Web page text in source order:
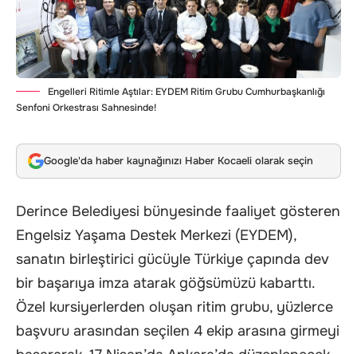
Engelleri Ritimle Aştılar: EYDEM Ritim Grubu Cumhurbaşkanlığı
Senfoni Orkestrası Sahnesinde!
Google'da haber kaynağınızı Haber Kocaeli olarak seçin
Derince Belediyesi bünyesinde faaliyet gösteren
Engelsiz Yaşama Destek Merkezi (EYDEM),
sanatın birleştirici gücüyle Türkiye çapında dev
bir başarıya imza atarak göğsümüzü kabarttı.
Özel kursiyerlerden oluşan ritim grubu, yüzlerce
başvuru arasından seçilen 4 ekip arasına girmeyi